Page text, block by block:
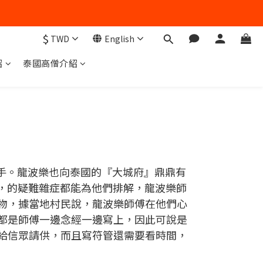
$ TWD English
泰國高僧介紹
龍波樂也向泰國的『大城府』鼎鼎有
的疑難雜症都能為他們排解，龍波樂師
，據當地村民說，龍波樂師傅在他們心
是師傅一邊念經一邊寫上，因此可說是
眾請供，而且寫符管還需要看時間，